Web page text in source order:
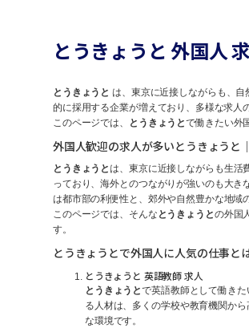
とうきょうと 外国人
とうきょうと は、東京に近接しながらも、
的に採用する企業が増えており、多様な求人
このページでは、
とうきょうとで働きたい外
外国人歓迎の求人が多いとうきょうと
とうきょうとは、東京に近接しながらも生活
っており、海外とのつながりが強いのも大
は都市部の利便性と、郊外や自然豊かな地域
このページでは、そんな とうきょうとの外国
す。
とうきょうとで外国人に人気の仕事と
とうきょうと 英語教師 求人
とうきょうとで英語教師として働き
る人材は、多くの学校や教育機関か
な環境です。